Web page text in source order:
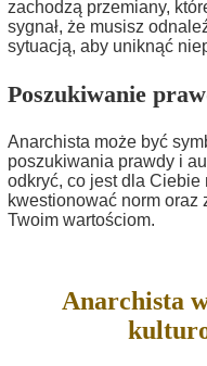
zachodzą przemiany,
sygnał, że musisz
sytuacją, aby uniknąć
Poszukiwanie
Anarchista może być
poszukiwania prawdy i
odkryć, co jest dla
kwestionować norm oraz
Twoim wartościom.
Anarchista